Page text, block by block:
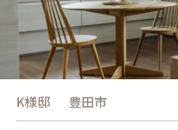
K様邸 豊田市